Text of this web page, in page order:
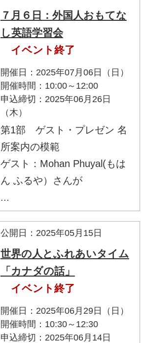
７月６日：外国人おもてな
し英語学習会
イベント終了
開催日：2025年07月06日（日）
開催時間：10:00～12:00
申込締切：2025年06月26日
（木）
第1部 ゲスト・プレゼン 名
所案内の模範
ゲスト：Mohan Phuyal(もは
ん ふるや）さんが
...
公開日：2025年05月15日
世界の人とふれあいタイム
「カナダの話」
イベント終了
開催日：2025年06月29日（日）
開催時間：10:30～12:30
申込締切：2025年06月14日